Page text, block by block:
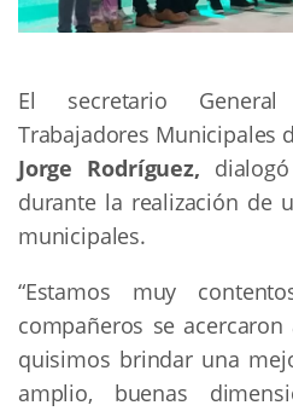
El secretario
Trabajadores Municipales
Jorge Rodríguez,
durante la realización de
municipales.
“Estamos muy
compañeros se acercaron
quisimos brindar una
amplio, buenas